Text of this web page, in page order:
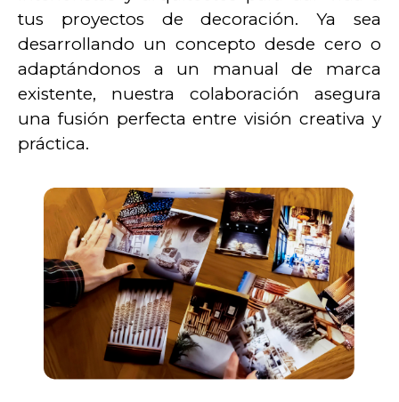
tus proyectos de decoración. Ya sea
desarrollando un concepto desde cero o
adaptándonos a un manual de marca
existente, nuestra colaboración asegura
una fusión perfecta entre visión creativa y
práctica.